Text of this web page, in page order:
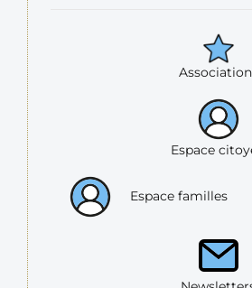
Espace
Espace familles